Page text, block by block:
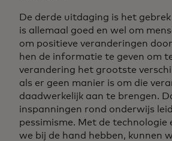
De derde uitdaging is het
is allemaal goed en wel om
om positieve veranderingen
hen de informatie te geven om
verandering het grootste
als er geen manier is om die
daadwerkelijk aan te brengen.
inspanningen rond onderwijs
pessimisme. Met de technologie
we bij de hand hebben, kunnen